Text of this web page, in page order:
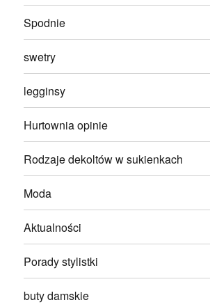
Spodnie
swetry
legginsy
Hurtownia opinie
Rodzaje dekoltów w sukienkach
Moda
Aktualności
Porady stylistki
buty damskie